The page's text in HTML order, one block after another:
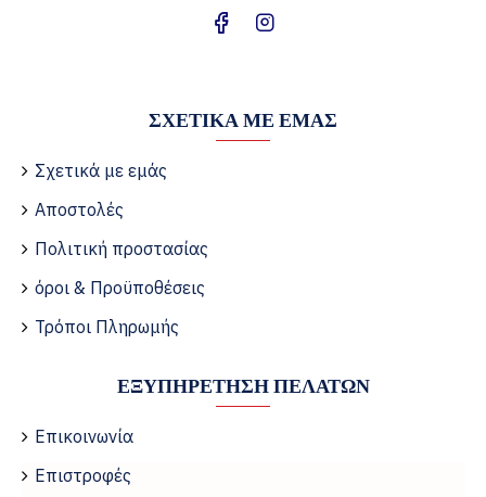
ΣΧΕΤΙΚΆ ΜΕ ΕΜΆΣ
Σχετικά με εμάς
Αποστολές
Πολιτική προστασίας
όροι & Προϋποθέσεις
Τρόποι Πληρωμής
ΕΞΥΠΗΡΈΤΗΣΗ ΠΕΛΑΤΏΝ
Επικοινωνία
Επιστροφές